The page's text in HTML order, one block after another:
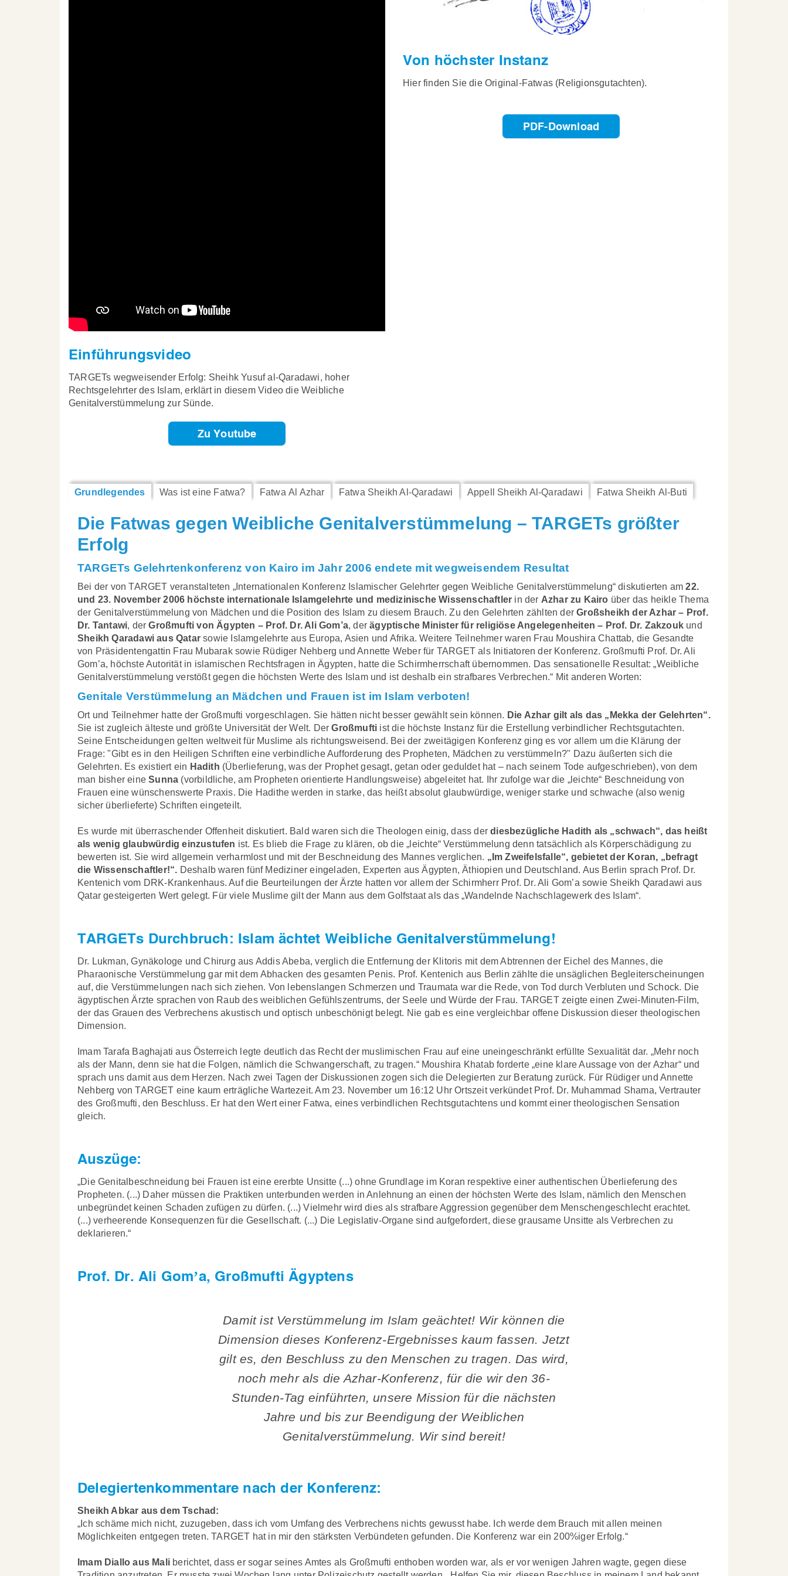
Einführungsvideo
TARGETs wegweisender Erfolg: Sheihk Yusuf al-Qaradawi, hoher
Rechtsgelehrter des Islam, erklärt in diesem Video die Weibliche
Genitalverstümmelung zur Sünde.
Zu Youtube
Von höchster Instanz
Hier finden Sie die Original-Fatwas (Religionsgutachten).
PDF-Download
Grundlegendes Was ist eine Fatwa? Fatwa Al Azhar Fatwa Sheikh Al-Qaradawi Appell Sheikh Al-Qaradawi Fatwa Sheikh Al-Buti
Die Fatwas gegen Weibliche Genitalverstümmelung – TARGETs größter
Erfolg
TARGETs Gelehrtenkonferenz von Kairo im Jahr 2006 endete mit wegweisendem Resultat
Bei der von TARGET veranstalteten „Internationalen Konferenz Islamischer Gelehrter gegen Weibliche Genitalverstümmelung“ diskutierten am22.
und 23. November 2006 höchste internationale Islamgelehrte und medizinische Wissenschaftler in der Azhar zu Kairo über das heikle Thema
der Genitalverstümmelung von Mädchen und die Position des Islam zu diesem Brauch. Zu den Gelehrten zählten derGroßsheikh der Azhar – Prof.
Dr. Tantawi, derGroßmufti von Ägypten – Prof. Dr. Ali Gom’a, derägyptische Minister für religiöse Angelegenheiten – Prof. Dr. Zakzouk und
Sheikh Qaradawi aus Qatar sowie Islamgelehrte aus Europa, Asien und Afrika. Weitere Teilnehmer waren Frau Moushira Chattab, die Gesandte
von Präsidentengattin Frau Mubarak sowie Rüdiger Nehberg und Annette Weber für TARGET als Initiatoren der Konferenz. Großmufti Prof. Dr. Ali
Gom’a, höchste Autorität in islamischen Rechtsfragen in Ägypten, hatte die Schirmherrschaft übernommen. Das sensationelle Resultat: „Weibliche
Genitalverstümmelung verstößt gegen die höchsten Werte des Islam und ist deshalb ein strafbares Verbrechen.“ Mit anderen Worten:
Genitale Verstümmelung an Mädchen und Frauen ist im Islam verboten!
Ort und Teilnehmer hatte der Großmufti vorgeschlagen. Sie hätten nicht besser gewählt sein können. Die Azhar gilt als das „Mekka der Gelehrten“.
Sie ist zugleich älteste und größte Universität der Welt. DerGroßmufti ist die höchste Instanz für die Erstellung verbindlicher Rechtsgutachten.
Seine Entscheidungen gelten weltweit für Muslime als richtungsweisend. Bei der zweitägigen Konferenz ging es vor allem um die Klärung der
Frage: "Gibt es in den Heiligen Schriften eine verbindliche Aufforderung des Propheten, Mädchen zu verstümmeln?" Dazu äußerten sich die
Gelehrten. Es existiert ein Hadith (Überlieferung, was der Prophet gesagt, getan oder geduldet hat – nach seinem Tode aufgeschrieben), von dem
man bisher eineSunna (vorbildliche, am Propheten orientierte Handlungsweise) abgeleitet hat. Ihr zufolge war die „leichte“ Beschneidung von
Frauen eine wünschenswerte Praxis. Die Hadithe werden in starke, das heißt absolut glaubwürdige, weniger starke und schwache (also wenig
sicher überlieferte) Schriften eingeteilt.
Es wurde mit überraschender Offenheit diskutiert. Bald waren sich die Theologen einig, dass derdiesbezügliche Hadith als „schwach“, das heißt
als wenig glaubwürdig einzustufen ist. Es blieb die Frage zu klären, ob die „leichte“ Verstümmelung denn tatsächlich als Körperschädigung zu
bewerten ist. Sie wird allgemein verharmlost und mit der Beschneidung des Mannes verglichen. „Im Zweifelsfalle“, gebietet der Koran, „befragt
die Wissenschaftler!“. Deshalb waren fünf Mediziner eingeladen, Experten aus Ägypten, Äthiopien und Deutschland. Aus Berlin sprach Prof. Dr.
Kentenich vom DRK-Krankenhaus. Auf die Beurteilungen der Ärzte hatten vor allem der Schirmherr Prof. Dr. Ali Gom’a sowie Sheikh Qaradawi aus
Qatar gesteigerten Wert gelegt. Für viele Muslime gilt der Mann aus dem Golfstaat als das „Wandelnde Nachschlagewerk des Islam“.
TARGETs Durchbruch: Islam ächtet Weibliche Genitalverstümmelung!
Dr. Lukman, Gynäkologe und Chirurg aus Addis Abeba, verglich die Entfernung der Klitoris mit dem Abtrennen der Eichel des Mannes, die
Pharaonische Verstümmelung gar mit dem Abhacken des gesamten Penis. Prof. Kentenich aus Berlin zählte die unsäglichen Begleiterscheinungen
auf, die Verstümmelungen nach sich ziehen. Von lebenslangen Schmerzen und Traumata war die Rede, von Tod durch Verbluten und Schock. Die
ägyptischen Ärzte sprachen von Raub des weiblichen Gefühlszentrums, der Seele und Würde der Frau. TARGET zeigte einen Zwei-Minuten-Film,
der das Grauen des Verbrechens akustisch und optisch unbeschönigt belegt. Nie gab es eine vergleichbar offene Diskussion dieser theologischen
Dimension.
Imam Tarafa Baghajati aus Österreich legte deutlich das Recht der muslimischen Frau auf eine uneingeschränkt erfüllte Sexualität dar. „Mehr noch
als der Mann, denn sie hat die Folgen, nämlich die Schwangerschaft, zu tragen.“ Moushira Khatab forderte „eine klare Aussage von der Azhar“ und
sprach uns damit aus dem Herzen. Nach zwei Tagen der Diskussionen zogen sich die Delegierten zur Beratung zurück. Für Rüdiger und Annette
Nehberg von TARGET eine kaum erträgliche Wartezeit. Am 23. November um 16:12 Uhr Ortszeit verkündet Prof. Dr. Muhammad Shama, Vertrauter
des Großmufti, den Beschluss. Er hat den Wert einer Fatwa, eines verbindlichen Rechtsgutachtens und kommt einer theologischen Sensation
gleich.
Auszüge:
„Die Genitalbeschneidung bei Frauen ist eine ererbte Unsitte (...) ohne Grundlage im Koran respektive einer authentischen Überlieferung des
Propheten. (...) Daher müssen die Praktiken unterbunden werden in Anlehnung an einen der höchsten Werte des Islam, nämlich den Menschen
unbegründet keinen Schaden zufügen zu dürfen. (...) Vielmehr wird dies als strafbare Aggression gegenüber dem Menschengeschlecht erachtet.
(...) verheerende Konsequenzen für die Gesellschaft. (...) Die Legislativ-Organe sind aufgefordert, diese grausame Unsitte als Verbrechen zu
deklarieren.“
Prof. Dr. Ali Gom’a, Großmufti Ägyptens
Damit ist Verstümmelung im Islam geächtet! Wir können die
Dimension dieses Konferenz-Ergebnisses kaum fassen. Jetzt
gilt es, den Beschluss zu den Menschen zu tragen. Das wird,
noch mehr als die Azhar-Konferenz, für die wir den 36-
Stunden-Tag einführten, unsere Mission für die nächsten
Jahre und bis zur Beendigung der Weiblichen
Genitalverstümmelung. Wir sind bereit!
Delegiertenkommentare nach der Konferenz:
Sheikh Abkar aus dem Tschad:
„Ich schäme mich nicht, zuzugeben, dass ich vom Umfang des Verbrechens nichts gewusst habe. Ich werde dem Brauch mit allen meinen
Möglichkeiten entgegen treten. TARGET hat in mir den stärksten Verbündeten gefunden. Die Konferenz war ein 200%iger Erfolg.“
Imam Diallo aus Mali berichtet, dass er sogar seines Amtes als Großmufti enthoben worden war, als er vor wenigen Jahren wagte, gegen diese